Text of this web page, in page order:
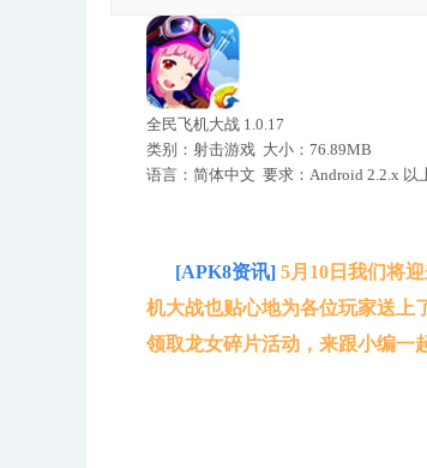
全民飞机大战 1.0.17
类别：射击游戏 大小：76.89MB
语言：简体中文 要求：Android 2.2.x 以
[APK8资讯] 5月10日我们将
机大战也贴心地为各位玩家送上
领取龙女碎片活动，来跟小编一